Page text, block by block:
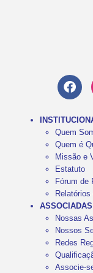
Quem
Quem é
Missão e
Estatuto
Fórum de
ASSOCIADAS
Nossas
Nossos
Redes
Associe-